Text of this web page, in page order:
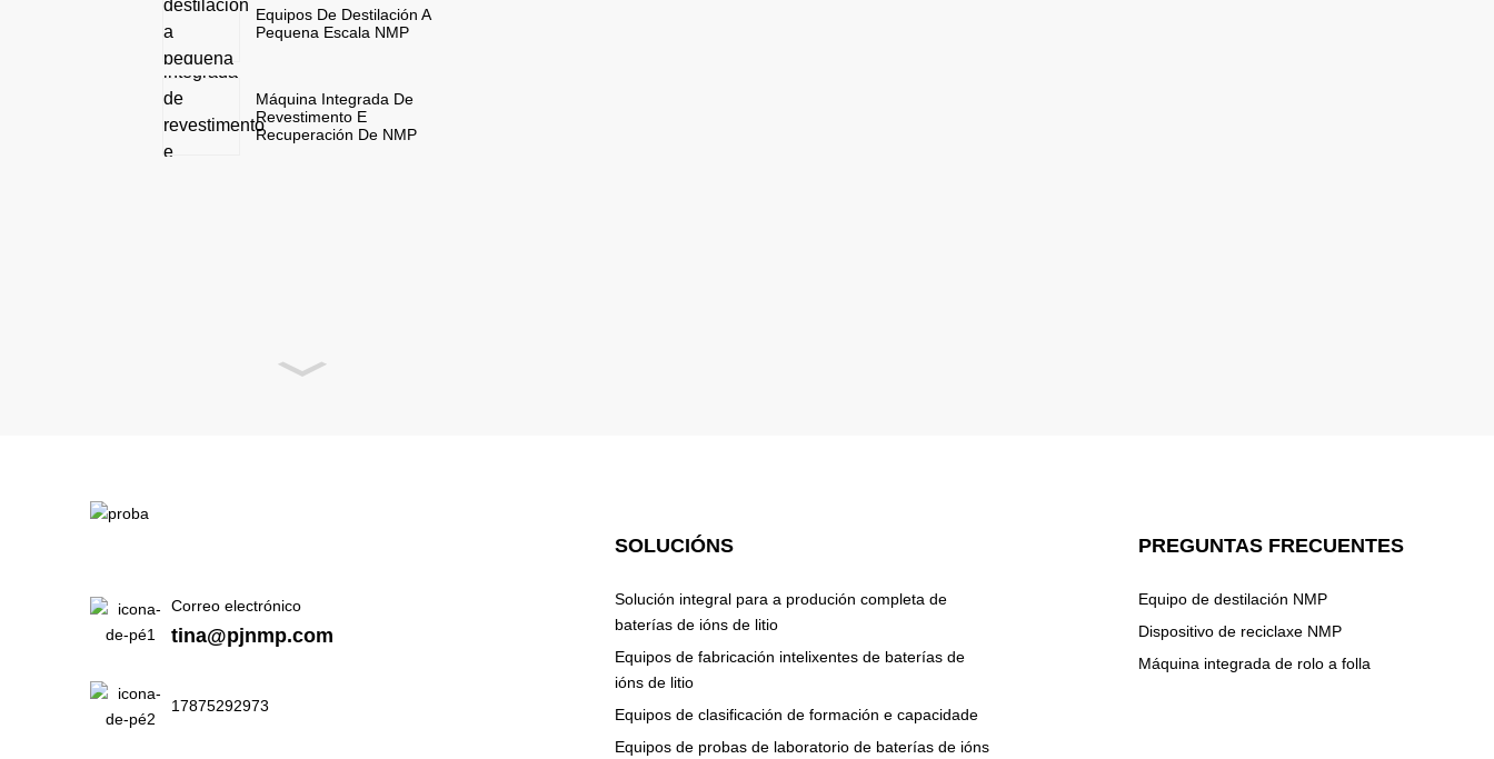
Equipos De Destilación A
Pequena Escala NMP
Máquina Integrada De
Revestimento E
Recuperación De NMP
Correo electrónico
tina@pjnmp.com
17875292973
SOLUCIÓNS
Solución integral para a produción completa de
baterías de ións de litio
Equipos de fabricación intelixentes de baterías de
ións de litio
Equipos de clasificación de formación e capacidade
Equipos de probas de laboratorio de baterías de ións
PREGUNTAS FRECUENTES
Equipo de destilación NMP
Dispositivo de reciclaxe NMP
Máquina integrada de rolo a folla